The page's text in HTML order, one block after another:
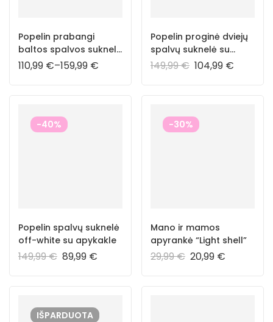
Popelin prabangi
baltos spalvos suknelė
su siuvinėtais
110,99 €–159,99 €
Popelin proginė dviejų
spalvų suknelė su
apykakle
149,99€ 104,99 €
-40%
Popelin spalvų suknelė
off-white su apykakle
149,99€ 89,99 €
-30%
Mano ir mamos
apyrankė “Light shell”
29,99€ 20,99 €
IŠPARDUOTA